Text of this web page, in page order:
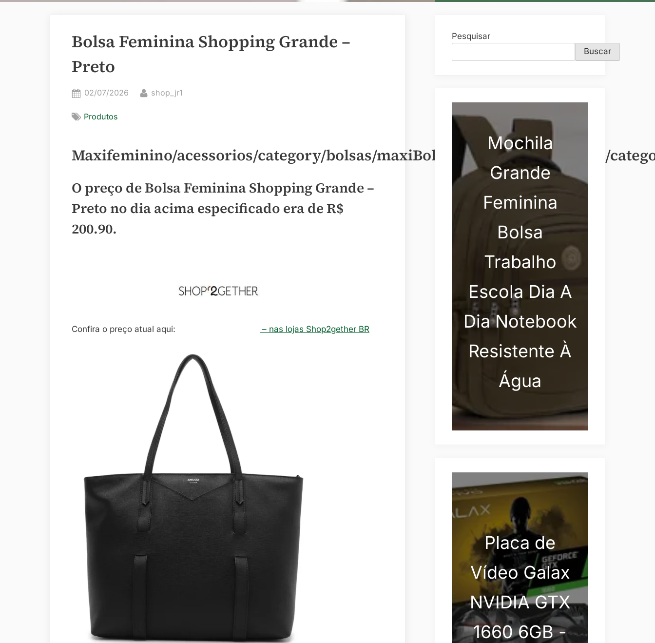
Bolsa Feminina Shopping Grande –
Preto
Posted
02/07/2026 By
shop_jr1
Produtos
Maxifeminino/acessorios/category/bolsas/maxiBolsasfeminino/acessorios/
O preço de Bolsa Feminina Shopping Grande –
Preto no dia acima especificado era de R$
200.90.
Confira o preço atual aqui: – nas lojas Shop2gether BR
Pesquisar
Buscar
Mochila
Grande
Feminina
Bolsa
Trabalho
Escola Dia A
Dia Notebook
Resistente À
Água
Placa de
Vídeo Galax
NVIDIA GTX
1660 6GB -